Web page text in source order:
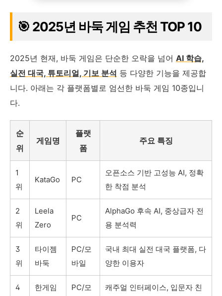
🎯 2025년 바둑 게임 추천 TOP 10
2025년 현재, 바둑 게임은 단순한 오락을 넘어 AI 학습,
실전 대국, 튜토리얼, 기보 분석 등 다양한 기능을 제공합
니다. 아래는 각 플랫폼별로 엄선한 바둑 게임 10종입니
다.
순
위
게임명
플랫
폼
주요 특징
1
위
KataGo PC
오픈소스 기반 고성능 AI, 정확
한 착점 분석
2
위
Leela
Zero
PC
AlphaGo 후속 AI, 중상급자 전
용 분석력
3
위
타이젬
바둑
PC/모
바일
국내 최대 실전 대국 플랫폼, 다
양한 이용자
4
한게임
PC/모
캐주얼 인터페이스, 입문자 친